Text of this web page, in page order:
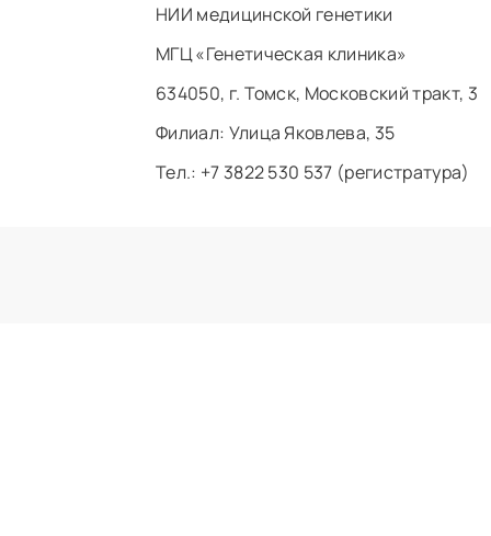
НИИ медицинской генетики
МГЦ «Генетическая клиника»
634050, г. Томск, Московский тракт, 3
Филиал: ​Улица Яковлева, 35
Тел.: +7 3822 530 537 (регистратура)